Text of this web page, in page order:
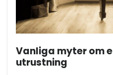
Vanliga myter om
utrustning